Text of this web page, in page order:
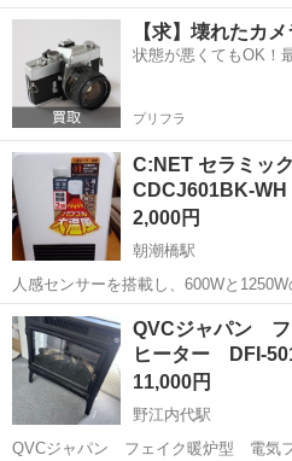
万円インセンティブあり！金属部品の
《JFKP1C》 詳細情報 ＼金属製品のバリ取り・加工・検査／ 大手産業
機械メーカーでのお仕...
大阪 大阪市 北加賀屋駅
【求】壊れたカ
状態が悪くてもOK！
プリフラ
C:NET セラミッ
CDCJ601BK-WH
2,000円
朝潮橋駅
人感センサーを搭載し、600Wと
な温風を送るセラミックファンヒーターです。 - ブランド
番: CDCJ601BK-WH - 消費電力切換:
大阪 大阪市 季節
QVCジャパン
ヒーター DFI-
11,000円
野江内代駅
QVCジャパン フェイク暖炉型 電気